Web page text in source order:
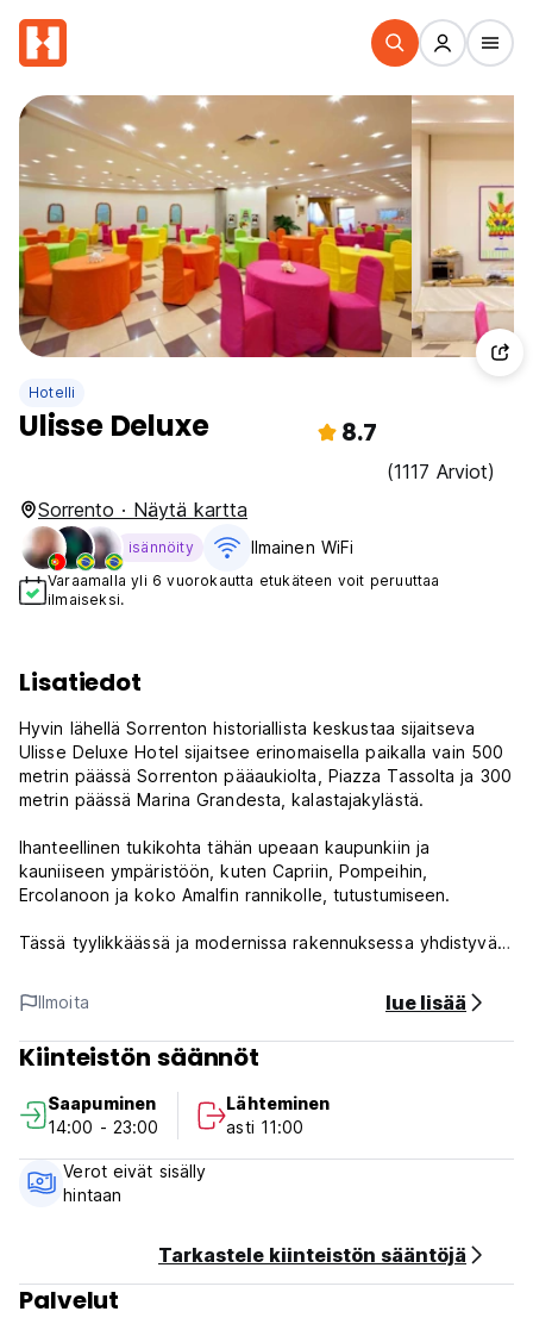
Hotelli
Ulisse Deluxe 8.7
(1117 Arviot)
Sorrento · Näytä kartta
isännöity Ilmainen WiFi
Varaamalla yli 6 vuorokautta etukäteen voit peruuttaa
ilmaiseksi.
Lisatiedot
Hyvin lähellä Sorrenton historiallista keskustaa sijaitseva
Ulisse Deluxe Hotel sijaitsee erinomaisella paikalla vain 500
metrin päässä Sorrenton pääaukiolta, Piazza Tassolta ja 300
metrin päässä Marina Grandesta, kalastajakylästä.
Ihanteellinen tukikohta tähän upeaan kaupunkiin ja
kauniiseen ympäristöön, kuten Capriin, Pompeihin,
Ercolanoon ja koko Amalfin rannikolle, tutustumiseen.
Tässä tyylikkäässä ja modernissa rakennuksessa yhdistyvät
huoneissa. Se pystyy tyydyttämään asiakkaan
korkeimmatkin odotukset.
Tässä hotellissa on ihana baari ja suora pääsy wellness-
ja kauneuskeskuksen lisämaksusta
Ilmoita lue lisää
Kiinteistön säännöt
Saapuminen
14:00 - 23:00
Lähteminen
asti 11:00
Verot eivät sisälly
hintaan
Tarkastele kiinteistön sääntöjä
Palvelut